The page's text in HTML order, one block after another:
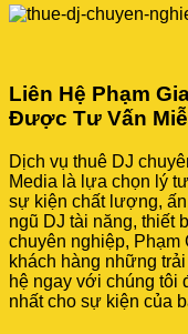
Liên Hệ Phạm
Được Tư Vấn
Dịch vụ thuê DJ
Media là lựa chọn lý
sự kiện chất lượng,
ngũ DJ tài năng, thiết
chuyên nghiệp, Phạm
khách hàng những
hệ ngay với chúng tôi
nhất cho sự kiện của